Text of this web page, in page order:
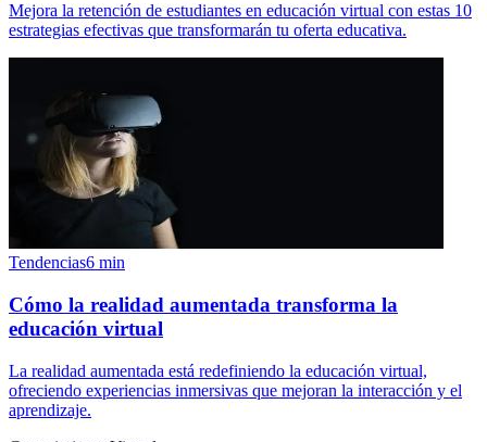
Mejora la retención de estudiantes en educación virtual con estas 10
estrategias efectivas que transformarán tu oferta educativa.
Tendencias6 min
Cómo la realidad aumentada transforma la
educación virtual
La realidad aumentada está redefiniendo la educación virtual,
ofreciendo experiencias inmersivas que mejoran la interacción y el
aprendizaje.